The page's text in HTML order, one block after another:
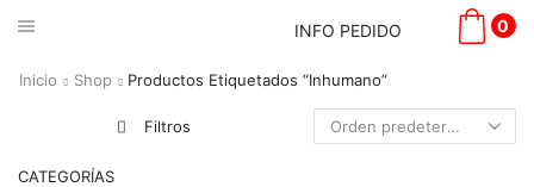
INFO PEDIDO 0
Inicio Shop Productos Etiquetados “Inhumano”
Filtros
CATEGORÍAS